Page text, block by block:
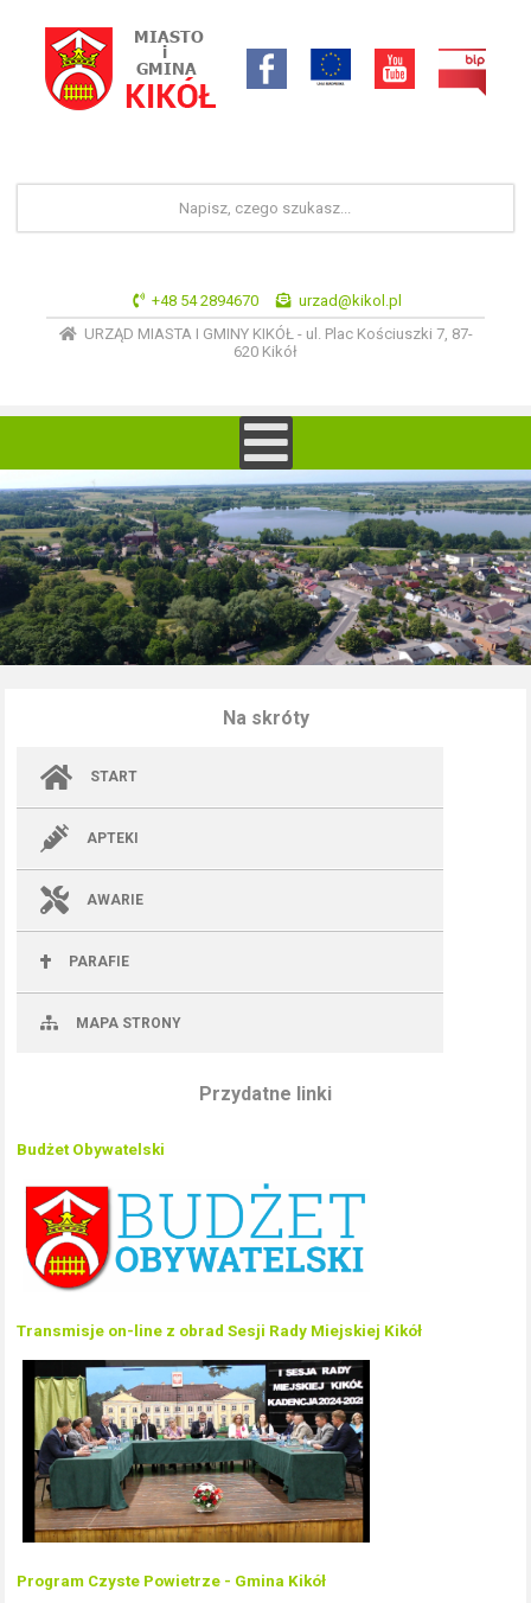
+48 54 2894670
urzad@kikol.pl
URZĄD MIASTA I GMINY KIKÓŁ - ul. Plac Kościuszki 7, 87-
620 Kikół
Na skróty
START
APTEKI
AWARIE
PARAFIE
MAPA STRONY
Przydatne linki
Budżet Obywatelski
Transmisje on-line z obrad Sesji Rady Miejskiej Kikół
Program Czyste Powietrze - Gmina Kikół